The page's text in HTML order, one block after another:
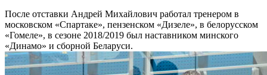
После отставки Андрей Михайлович работал тренером в
московском «Спартаке», пензенском «Дизеле», в белорусском
«Гомеле», в сезоне 2018/2019 был наставником минского
«Динамо» и сборной Беларуси.